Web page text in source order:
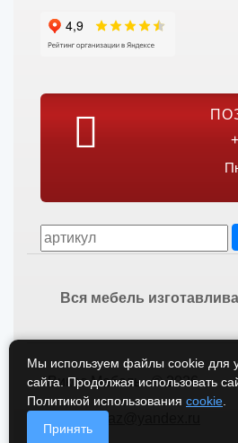
Вся мебель
Викос Мебель © 2026
Мы используем файлы cookie для
сайта. Продолжая использовать
Политикой использования cookie
Принять